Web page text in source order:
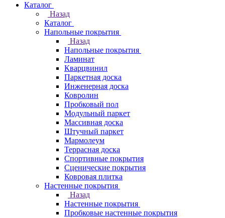
Каталог
Назад
Каталог
Напольные покрытия
Назад
Напольные покрытия
Ламинат
Кварцвинил
Паркетная доска
Инженерная доска
Ковролин
Пробковый пол
Модульный паркет
Массивная доска
Штучный паркет
Мармолеум
Террасная доска
Спортивные покрытия
Сценические покрытия
Ковровая плитка
Настенные покрытия
Назад
Настенные покрытия
Пробковые настенные покрытия